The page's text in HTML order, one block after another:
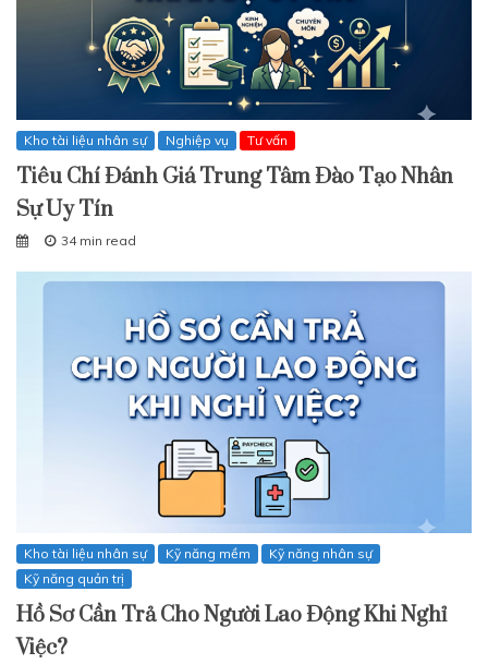
Kho tài liệu nhân sự Nghiệp vụ Tư vấn
Tiêu Chí Đánh Giá Trung Tâm Đào Tạo Nhân
Sự Uy Tín
34 min read
Kho tài liệu nhân sự Kỹ năng mềm
Kỹ năng nhân sự
Kỹ năng quản trị
Hồ Sơ Cần Trả Cho Người Lao Động Khi Nghỉ
Việc?